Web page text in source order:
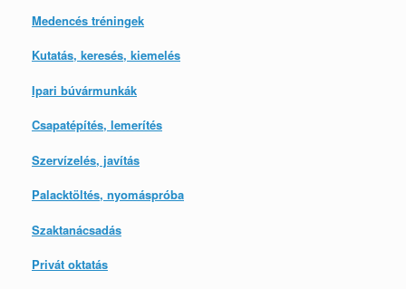
Medencés tréningek
Kutatás, keresés, kiemelés
Ipari búvármunkák
Csapatépítés, lemerítés
Szervízelés, javítás
Palacktöltés, nyomáspróba
Szaktanácsadás
Privát oktatás